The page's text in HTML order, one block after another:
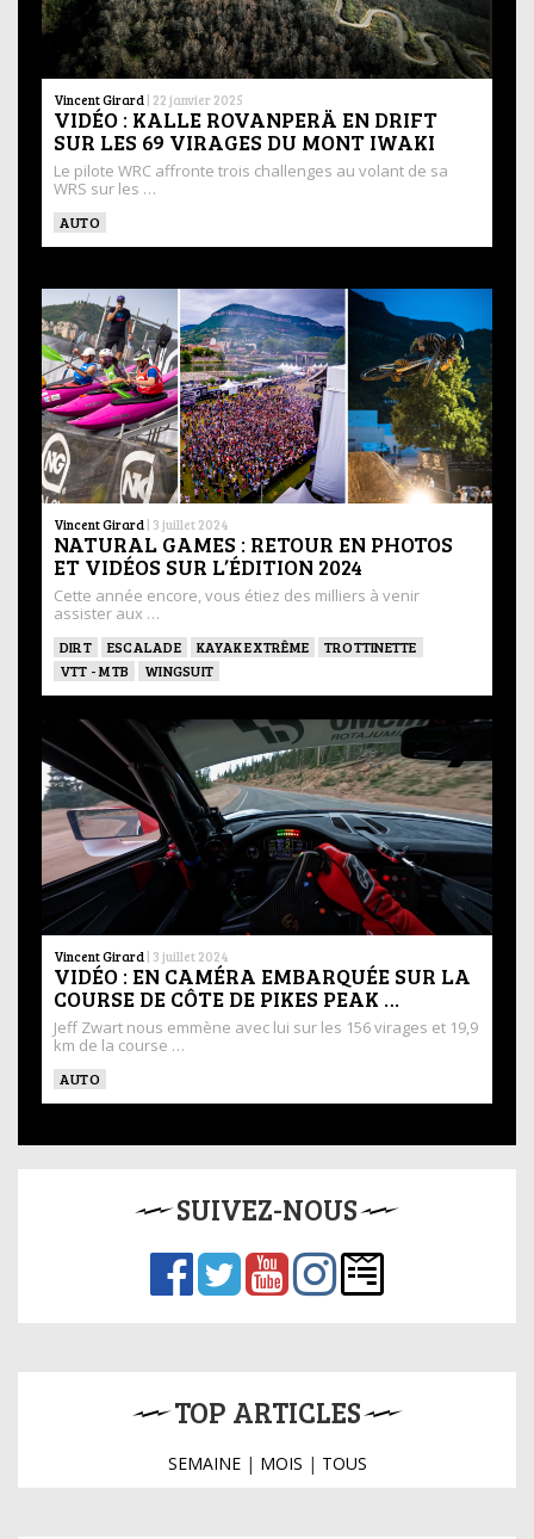
Vincent Girard | 22 janvier 2025
VIDÉO : KALLE ROVANPERÄ EN DRIFT
SUR LES 69 VIRAGES DU MONT IWAKI
Le pilote WRC affronte trois challenges au volant de sa
WRS sur les …
AUTO
Vincent Girard | 3 juillet 2024
NATURAL GAMES : RETOUR EN PHOTOS
ET VIDÉOS SUR L’ÉDITION 2024
Cette année encore, vous étiez des milliers à venir
assister aux …
DIRT ESCALADE KAYAK EXTRÊME
TROTTINETTE
VTT - MTB
WINGSUIT
Vincent Girard | 3 juillet 2024
VIDÉO : EN CAMÉRA EMBARQUÉE SUR LA
COURSE DE CÔTE DE PIKES PEAK …
Jeff Zwart nous emmène avec lui sur les 156 virages et 19,9
km de la course …
AUTO
SUIVEZ-NOUS
TOP ARTICLES
SEMAINE| MOIS | TOUS